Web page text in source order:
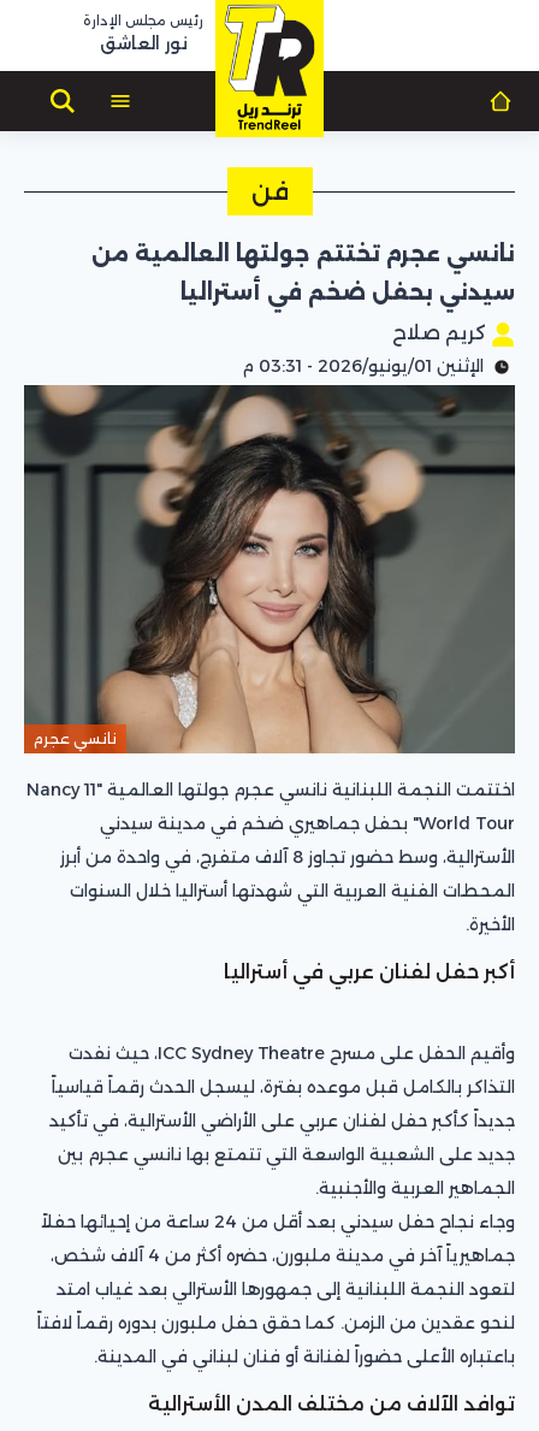
رئيس مجلس الإدارة
نور العاشق
فن
نانسي عجرم تختتم جولتها العالمية من
سيدني بحفل ضخم في أستراليا
كريم صلاح
الإثنين 01/يونيو/2026 - 03:31 م
نانسي عجرم
اختتمت النجمة اللبنانية نانسي عجرم جولتها العالمية "Nancy 11
World Tour" بحفل جماهيري ضخم في مدينة سيدني
الأسترالية، وسط حضور تجاوز 8 آلاف متفرج، في واحدة من أبرز
المحطات الفنية العربية التي شهدتها أستراليا خلال السنوات
الأخيرة.
أكبر حفل لفنان عربي في أستراليا
وأقيم الحفل على مسرح ICC Sydney Theatre، حيث نفدت
التذاكر بالكامل قبل موعده بفترة، ليسجل الحدث رقماً قياسياً
جديداً كأكبر حفل لفنان عربي على الأراضي الأسترالية، في تأكيد
جديد على الشعبية الواسعة التي تتمتع بها نانسي عجرم بين
الجماهير العربية والأجنبية.
وجاء نجاح حفل سيدني بعد أقل من 24 ساعة من إحيائها حفلاً
جماهيرياً آخر في مدينة ملبورن، حضره أكثر من 4 آلاف شخص،
لتعود النجمة اللبنانية إلى جمهورها الأسترالي بعد غياب امتد
لنحو عقدين من الزمن. كما حقق حفل ملبورن بدوره رقماً لافتاً
باعتباره الأعلى حضوراً لفنانة أو فنان لبناني في المدينة.
توافد الآلاف من مختلف المدن الأسترالية